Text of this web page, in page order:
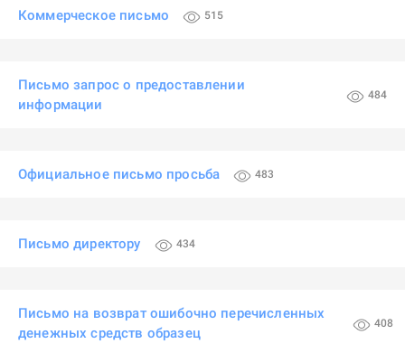
Коммерческое письмо 515
Письмо запрос о предоставлении
информации
484
Официальное письмо просьба 483
Письмо директору 434
Письмо на возврат ошибочно перечисленных
денежных средств образец
408